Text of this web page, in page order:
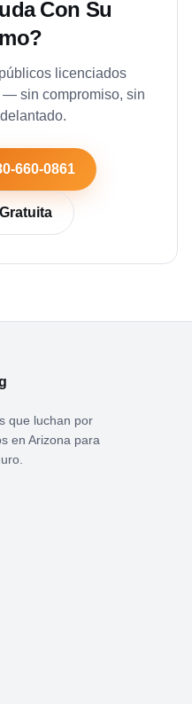
Con Su
licenciados
— sin compromiso, sin
660-0861
que luchan por
en Arizona para